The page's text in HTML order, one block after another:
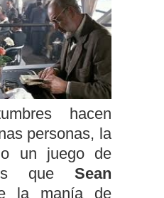
hacen
personas, la
un juego de
que Sean
la manía de